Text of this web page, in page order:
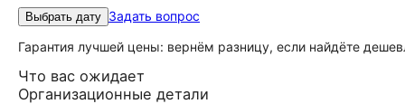
Выбрать дату Задать вопрос
Гарантия лучшей цены: вернём разницу, если найдёте
Что вас ожидает
Организационные детали